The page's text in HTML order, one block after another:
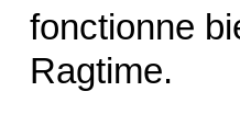
fonctionne
Ragtime.